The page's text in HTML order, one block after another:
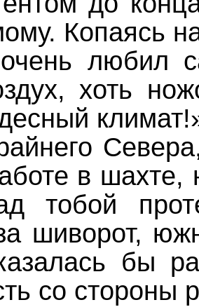
Копаясь
любил
хоть
в шахте,
тобой
шиворот,
бы
со стороны